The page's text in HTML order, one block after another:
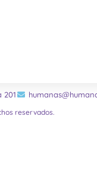
201
reservados.